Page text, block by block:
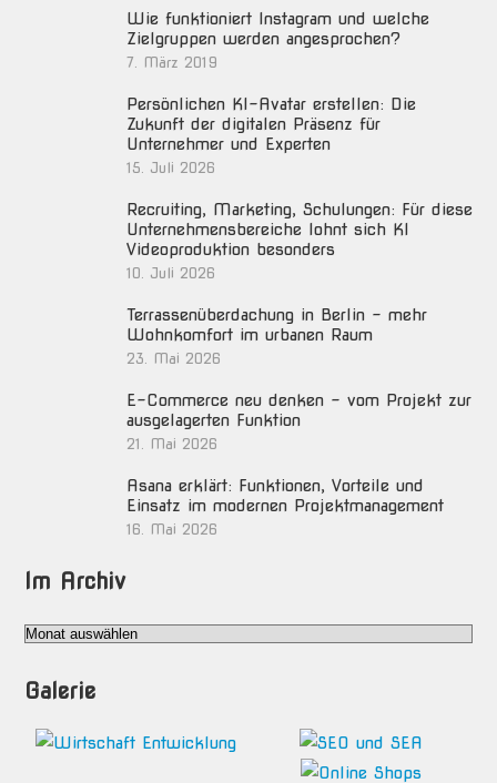
Wie funktioniert Instagram und welche
Zielgruppen werden angesprochen?
7. März 2019
Persönlichen KI-Avatar erstellen: Die
Zukunft der digitalen Präsenz für
Unternehmer und Experten
15. Juli 2026
Recruiting, Marketing, Schulungen: Für diese
Unternehmensbereiche lohnt sich KI
Videoproduktion besonders
10. Juli 2026
Terrassenüberdachung in Berlin – mehr
Wohnkomfort im urbanen Raum
23. Mai 2026
E-Commerce neu denken – vom Projekt zur
ausgelagerten Funktion
21. Mai 2026
Asana erklärt: Funktionen, Vorteile und
Einsatz im modernen Projektmanagement
16. Mai 2026
Im Archiv
Im
Galerie